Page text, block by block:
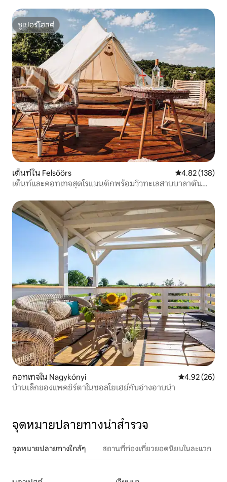
ซูเปอร์โฮสต์
ซูเปอร์โฮสต์
เต็นท์ใน Felsőörs คะแนนเฉลี่ย
4.82 (138)
เต็นท์และคอทเทจสุดโรแมนติกพร้อมวิวทะเลสาบบาลาตัน
คอทเทจใน Nagykónyi คะแนนเฉลี่ย
4.92 (26)
บ้านเล็กของแพคชิร์ตาในซอลโยเฮย์กับอ่างอาบน้ำ
จุดหมายปลายทางน่าสำรวจ
จุดหมายปลายทางใกล้ๆ สถานที่ท่องเที่ยวยอดนิยมในละแวก